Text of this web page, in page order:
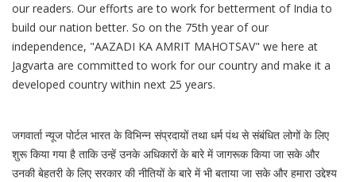
our readers. Our efforts are to work for betterment of India to
build our nation better. So on the 75th year of our
independence, "AAZADI KA AMRIT MAHOTSAV" we here at
Jagvarta are committed to work for our country and make it a
developed country within next 25 years.
जगवार्ता न्यूज पोर्टल भारत के विभिन्न संप्रदायों तथा धर्म पंथ से संबंधित लोगों के लिए
शुरू किया गया है ताकि उन्हें उनके अधिकारों के बारे में जागरूक किया जा सके और
उनकी बेहतरी के लिए सरकार की नीतियों के बारे में भी बताया जा सके और हमारा उद्देश्य